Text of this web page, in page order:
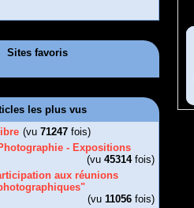
Sites favoris
les plus vus
(vu71247 fois)
- Expositions
(vu 45314fois)
aux réunions
(vu 11056fois)